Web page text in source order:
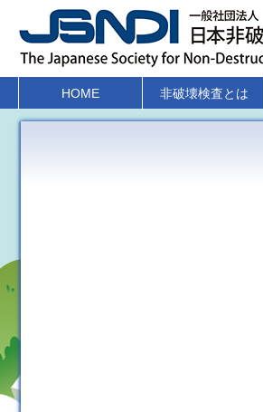
HOME 非破壊検査とは